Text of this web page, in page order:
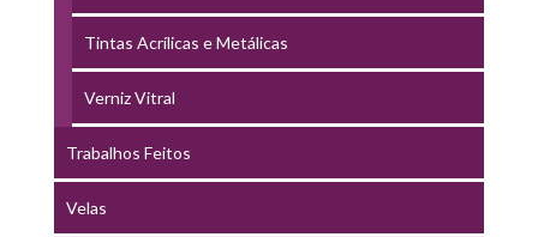
Tintas Acrílicas e Metálicas
Verniz Vitral
Trabalhos Feitos
Velas